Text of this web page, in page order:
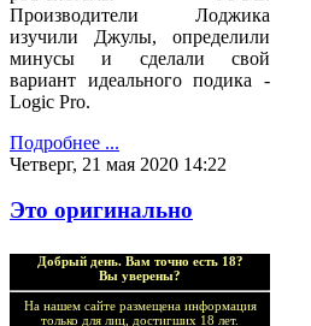
Производители Лоджика
изучили Джулы, определили
минусы и сделали свой
вариант идеального подика -
Logic Pro.
Подробнее ...
Четверг, 21 мая 2020 14:22
Это оригинально
Добрый день. Вам точно есть 18?
Вы уверены?
На нашем сайте размещена информация
только для лиц, достигших 18 лет.